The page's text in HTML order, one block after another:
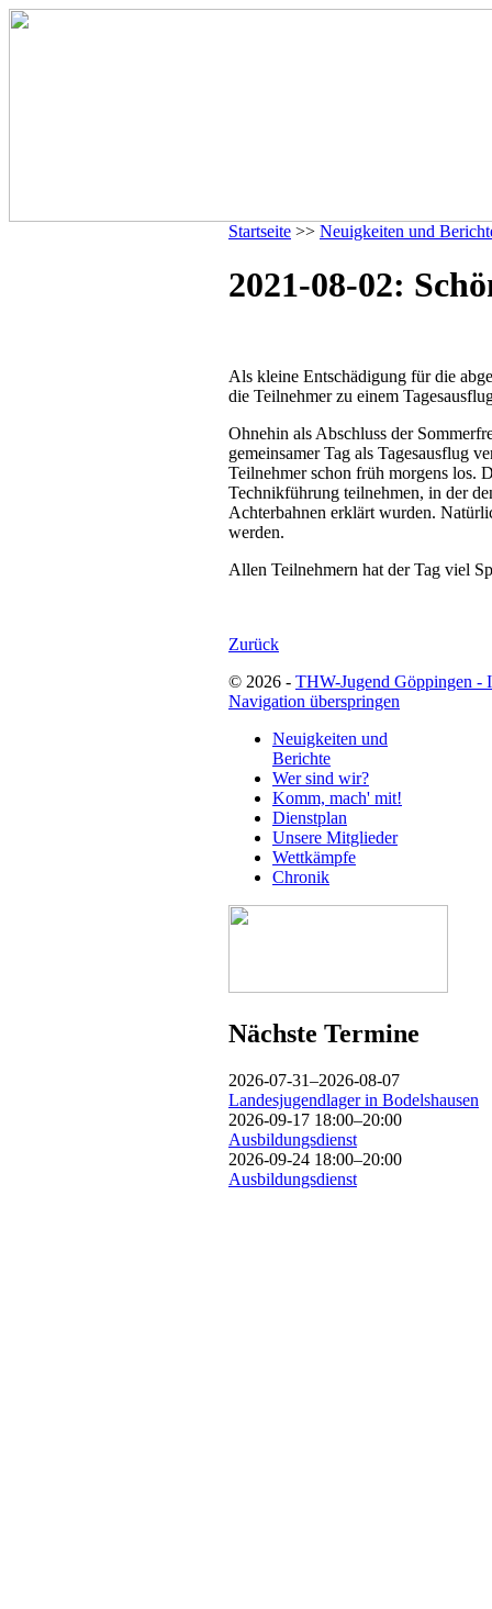
Startseite >> Neuigkeiten und
2021-08-02:
Als kleine Entschädigung für die
die Teilnehmer zu einem
Ohnehin als Abschluss der
gemeinsamer Tag als Tagesausflug
Teilnehmer schon früh morgens los.
Technikführung teilnehmen, in der
Achterbahnen erklärt wurden.
werden.
Allen Teilnehmern hat der Tag viel
Zurück
© 2026 - THW-Jugend Göppingen -
Navigation überspringen
Neuigkeiten und
Berichte
Wer sind wir?
Komm, mach' mit!
Dienstplan
Unsere Mitglieder
Wettkämpfe
Chronik
Nächste Termine
2026-07-31–2026-08-07
Landesjugendlager in Bodelshausen
2026-09-17 18:00–20:00
Ausbildungsdienst
2026-09-24 18:00–20:00
Ausbildungsdienst